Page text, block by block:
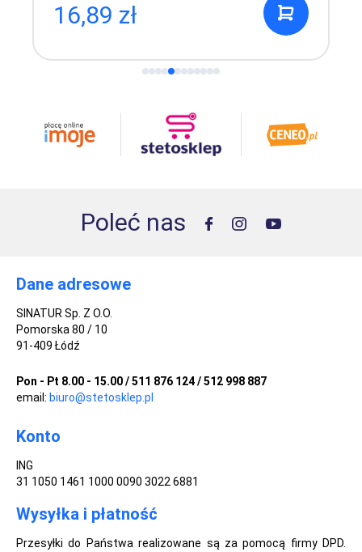
16,89 zł
Poleć nas
Dane adresowe
SINATUR Sp. Z O.O.
Pomorska 80 / 10
91-409 Łódź
Pon - Pt 8.00 - 15.00 / 511 876 124 / 512 998 887
email: biuro@stetosklep.pl
Konto
ING
31 1050 1461 1000 0090 3022 6881
Wysyłka i płatność
Przesyłki do Państwa realizowane są za pomocą firmy DPD.